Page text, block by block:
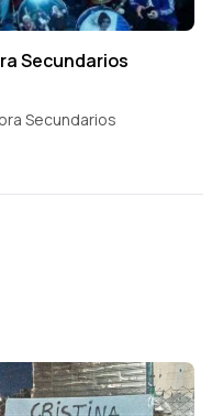
Secundarios
Secundarios